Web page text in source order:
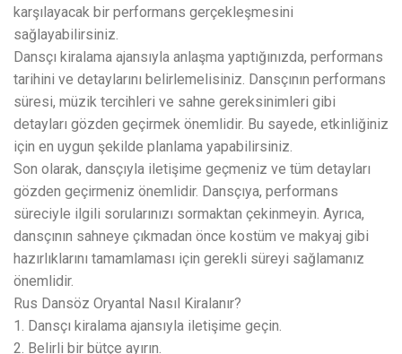
karşılayacak bir performans gerçekleşmesini
sağlayabilirsiniz.
Dansçı kiralama ajansıyla anlaşma yaptığınızda, performans
tarihini ve detaylarını belirlemelisiniz. Dansçının performans
süresi, müzik tercihleri ve sahne gereksinimleri gibi
detayları gözden geçirmek önemlidir. Bu sayede, etkinliğiniz
için en uygun şekilde planlama yapabilirsiniz.
Son olarak, dansçıyla iletişime geçmeniz ve tüm detayları
gözden geçirmeniz önemlidir. Dansçıya, performans
süreciyle ilgili sorularınızı sormaktan çekinmeyin. Ayrıca,
dansçının sahneye çıkmadan önce kostüm ve makyaj gibi
hazırlıklarını tamamlaması için gerekli süreyi sağlamanız
önemlidir.
Rus Dansöz Oryantal Nasıl Kiralanır?
1. Dansçı kiralama ajansıyla iletişime geçin.
2. Belirli bir bütçe ayırın.